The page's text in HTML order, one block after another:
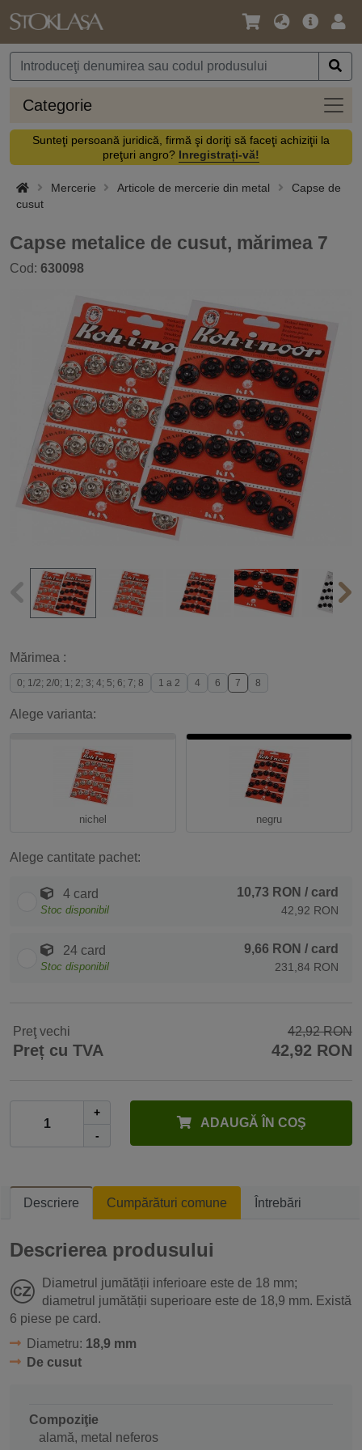
Limbă
Monedă
Meniul
Categorie
Sunteţi persoană juridică, firmă şi doriţi să faceţi achiziţii la
preţuri angro? Inregistrați-vă!
Mercerie Articole de mercerie din metal
Capse de
cusut
Capse metalice de cusut, mărimea 7
Cod: 630098
Mărimea :
0; 1/2; 2/0; 1; 2; 3; 4; 5; 6; 7; 8 1 a 2 4 6 7 8
Alege varianta:
nichel negru
Alege cantitate pachet:
4 card
Stoc disponibil
10,73 RON / card
42,92 RON
24 card
Stoc disponibil
9,66 RON / card
231,84 RON
Preţ vechi 42,92 RON
Preț cu TVA 42,92 RON
+
-
ADAUGĂ ÎN COŞ
Descriere Cumpărături comune Întrebări
Descrierea produsului
Diametrul jumătății inferioare este de 18 mm;
diametrul jumătății superioare este de 18,9 mm. Există
6 piese pe card.
Diametru: 18,9 mm
De cusut
Compoziţie
alamă, metal neferos